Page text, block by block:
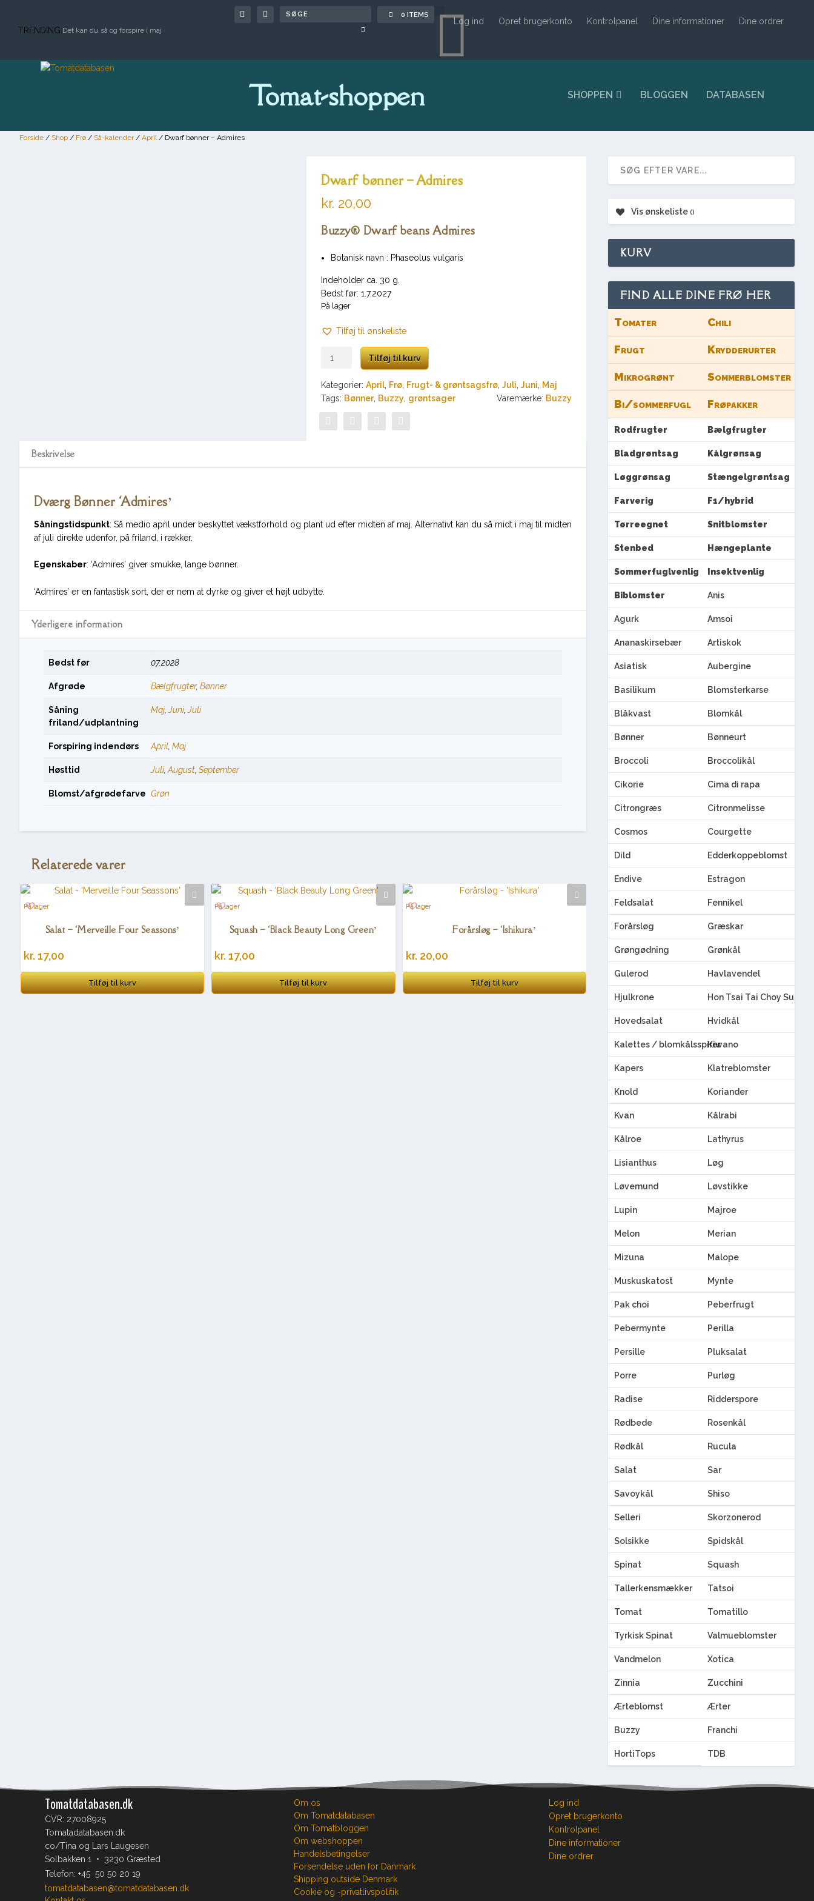
TRENDING:Det kan du så og forspire i maj
0 ITEMS Log ind Opret brugerkonto Kontrolpanel Dine informationer Dine ordrer
Tomat-shoppen SHOPPEN BLOGGEN DATABASEN
Forside / Shop / Frø / Så-kalender/ April/ Dwarf bønner – Admires
Dwarf bønner – Admires
kr. 20,00
Buzzy® Dwarf beans Admires
Botanisk navn : Phaseolus vulgaris
Indeholder ca. 30 g.
Bedst før: 1.7.2027
På lager
Tilføj til ønskeliste
-
Admires
antal
Tilføj til kurv
Kategorier: April, Frø Frugt- & grøntsagsfrø Juli Juni
Maj
Tags: Bønner, Buzzy grøntsager Varemærke: Buzzy
Beskrivelse
Dværg Bønner ‘Admires’
Såningstidspunkt: Så medio april under beskyttet vækstforhold og plant ud efter midten af maj. Alternativt kan du så midt i maj til midten
af juli direkte udenfor, på friland, i rækker.
Egenskaber: ‘Admires’ giver smukke, lange bønner.
‘Admires’ er en fantastisk sort, der er nem at dyrke og giver et højt udbytte.
Yderligere information
Bedst før 07.2028
Afgrøde Bælgfrugter, Bønner
Såning
friland/udplantning
Maj,Juni,Juli
Forspiring indendørs April Maj
Høsttid Juli, August September
Blomst/afgrødefarve Grøn
Relaterede varer
På lager
Salat – ‘Merveille Four Seassons’
kr. 17,00
Tilføj til kurv
På lager
Squash – ‘Black Beauty Long Green’
kr. 17,00
Tilføj til kurv
På lager
Forårsløg – ‘Ishikura’
kr. 20,00
Tilføj til kurv
Vis ønskeliste
KURV
FIND ALLE DINE FRØ HER
Tomater Chili
Frugt Krydderurter
Mikrogrønt Sommerblomster
Bi/sommerfugl Frøpakker
Rodfrugter Bælgfrugter
Bladgrøntsag Kålgrønsag
Løggrønsag Stængelgrøntsag
Farverig F1/hybrid
Tørreegnet Snitblomster
Stenbed Hængeplante
Sommerfuglvenlig Insektvenlig
Biblomster Anis
Agurk Amsoi
Ananaskirsebær Artiskok
Asiatisk Aubergine
Basilikum Blomsterkarse
Blåkvast Blomkål
Bønner Bønneurt
Broccoli Broccolikål
Cikorie Cima di rapa
Citrongræs Citronmelisse
Cosmos Courgette
Dild Edderkoppeblomst
Endive Estragon
Feldsalat Fennikel
Forårsløg Græskar
Grøngødning Grønkål
Gulerod Havlavendel
Hjulkrone Hon Tsai Tai Choy Sum
Hovedsalat Hvidkål
Kalettes / blomkålsspirerKiwano
Kapers Klatreblomster
Knold Koriander
Kvan Kålrabi
Kålroe Lathyrus
Lisianthus Løg
Løvemund Løvstikke
Lupin Majroe
Melon Merian
Mizuna Malope
Muskuskatost Mynte
Pak choi Peberfrugt
Pebermynte Perilla
Persille Pluksalat
Porre Purløg
Radise Ridderspore
Rødbede Rosenkål
Rødkål Rucula
Salat Sar
Savoykål Shiso
Selleri Skorzonerod
Solsikke Spidskål
Spinat Squash
Tallerkensmækker Tatsoi
Tomat Tomatillo
Tyrkisk Spinat Valmueblomster
Vandmelon Xotica
Zinnia Zucchini
Ærteblomst Ærter
Buzzy Franchi
HortiTops TDB
Tomatdatabasen.dk
CVR: 27008925
Tomatadatabasen.dk
co/Tina og Lars Laugesen
Solbakken 1 • 3230 Græsted
Telefon: +45 50 50 20 19
tomatdatabasen@tomatdatabasen.dk
Om os
Om Tomatdatabasen
Om Tomatbloggen
Om webshoppen
Handelsbetingelser
Forsendelse uden for Danmark
Shipping outside Denmark
Cookie og -privatlivspolitik
Log ind
Opret brugerkonto
Kontrolpanel
Dine informationer
Dine ordrer